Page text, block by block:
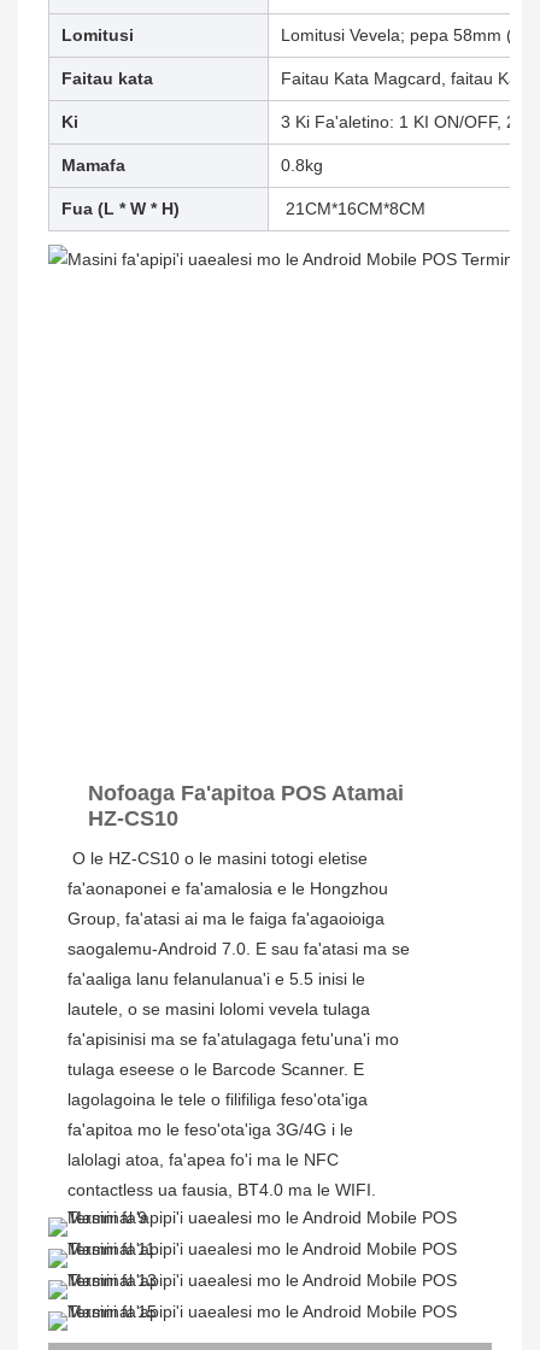
Lomitusi Lomitusi Vevela; pepa 58mm
Faitau kata Faitau Kata Magcard, faitau
Ki 3 Ki Fa'aletino: 1 KI ON/OFF, 2
Mamafa 0.8kg
Fua (L * W * H) 21CM*16CM*8CM
Nofoaga Fa'apitoa POS Atamai
HZ-CS10
O le HZ-CS10 o le masini totogi eletise
fa'aonaponei e fa'amalosia e le Hongzhou
Group, fa'atasi ai ma le faiga fa'agaoioiga
saogalemu-Android 7.0. E sau fa'atasi ma se
fa'aaliga lanu felanulanua'i e 5.5 inisi le
lautele, o se masini lolomi vevela tulaga
fa'apisinisi ma se fa'atulagaga fetu'una'i mo
tulaga eseese o le Barcode Scanner. E
lagolagoina le tele o filifiliga feso'ota'iga
fa'apitoa mo le feso'ota'iga 3G/4G i le
lalolagi atoa, fa'apea fo'i ma le NFC
contactless ua fausia, BT4.0 ma le WIFI.